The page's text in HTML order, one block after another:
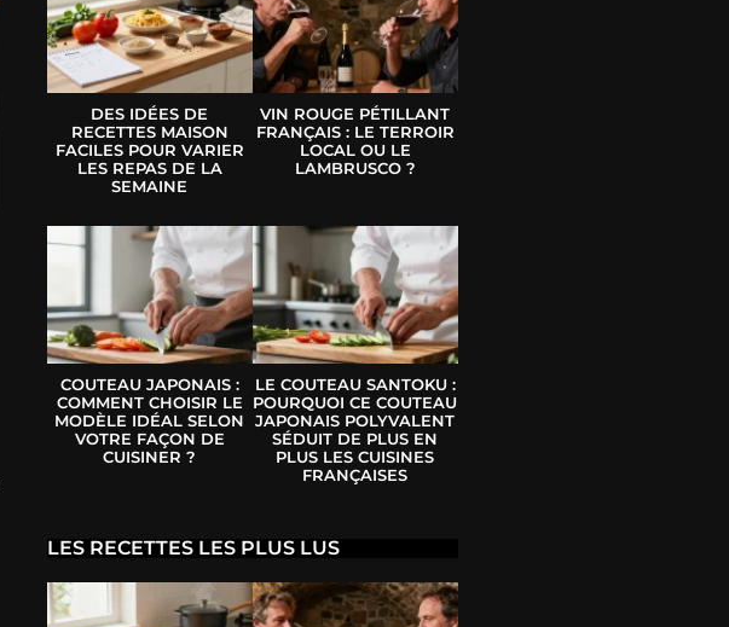
DES IDÉES DE
RECETTES MAISON
FACILES POUR VARIER
LES REPAS DE LA
SEMAINE
VIN ROUGE PÉTILLANT
FRANÇAIS : LE TERROIR
LOCAL OU LE
LAMBRUSCO ?
COUTEAU JAPONAIS :
COMMENT CHOISIR LE
MODÈLE IDÉAL SELON
VOTRE FAÇON DE
CUISINER ?
LE COUTEAU SANTOKU :
POURQUOI CE COUTEAU
JAPONAIS POLYVALENT
SÉDUIT DE PLUS EN
PLUS LES CUISINES
FRANÇAISES
LES RECETTES LES PLUS LUS